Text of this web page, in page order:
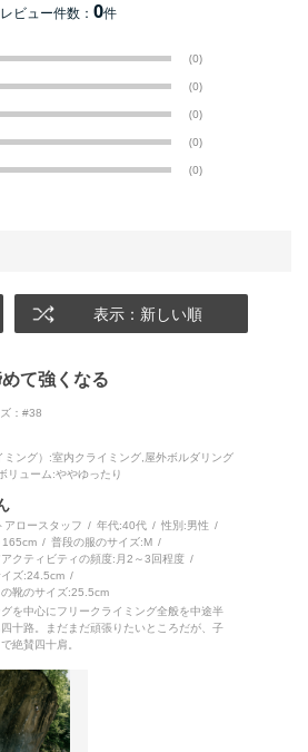
レビュー件数：0件
(0)
(0)
(0)
(0)
(0)
表示：新しい順
て強くなる
：#38
ング） :室内クライミング,屋外ボルダリング
リューム:ややゆったり
アロースタッフ 年代:40代 性別:男性
165cm 普段の服のサイズ:M
クティビティの頻度: 月2～3回程度
ズ:24.5cm
靴のサイズ:25.5cm
を中心にフリークライミング全般を中途半
十路。まだまだ頑張りたいところだが、子
絶賛四十肩。